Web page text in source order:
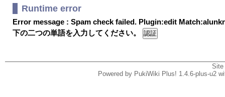
Runtime error
Error message : Spam check failed. Plugin:edit
下の二つの単語を入力してください。
Powered by PukiWiki Plus! 1.4.6-plus-u2